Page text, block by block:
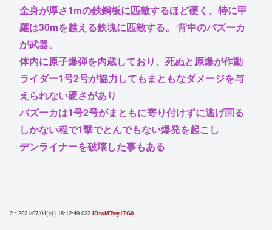
全身が厚さ1mの鉄鋼板に匹敵するほど硬く、特に甲
羅は30mを越える鉄塊に匹敵する。 背中のバズーカ
が武器。
体内に原子爆弾を内蔵しており、死ぬと原爆が作動
ライダー1号2号が協力してもまともなダメージを与
えられない硬さがあり
バズーカは1号2号がまともに寄り付けずに逃げ回る
しかない程で1撃でとんでもない爆発を起こし
デンライナーを破壊した事もある
2 : 2021/07/04(日) 18:12:49.022 ID:wMTwy1TG0